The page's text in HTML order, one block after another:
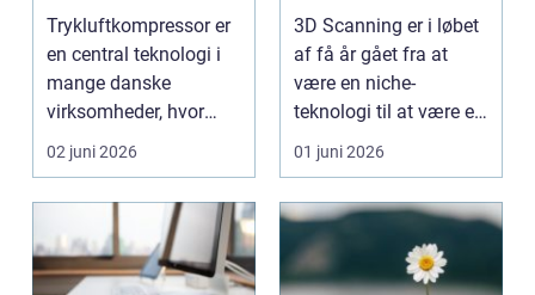
Trykluftkompressor er
en central teknologi i
mange danske
virksomheder, hvor
stabil forsyning af try...
02 juni 2026
præcist
projektgrundlag
3D Scanning er i løbet
af få år gået fra at
være en niche-
teknologi til at være et
helt almindeligt ...
01 juni 2026